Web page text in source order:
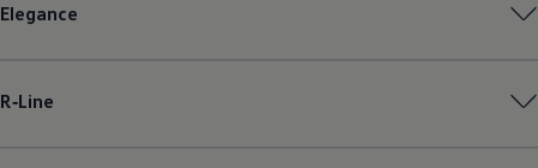
Elegance
R‑Line